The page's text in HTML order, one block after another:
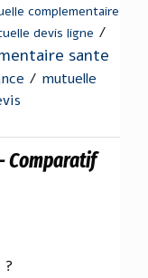
complementaire
devis ligne /
sante
/ mutuelle
Comparatif
?